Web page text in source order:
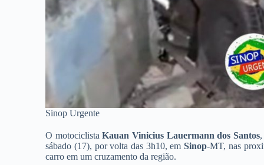
Sinop Urgente
O motociclistaKauan Vinicius Lauermann dos Santos,
sábado (17), por volta das 3h10, emSinop-MT, nas
carro em um cruzamento da região.